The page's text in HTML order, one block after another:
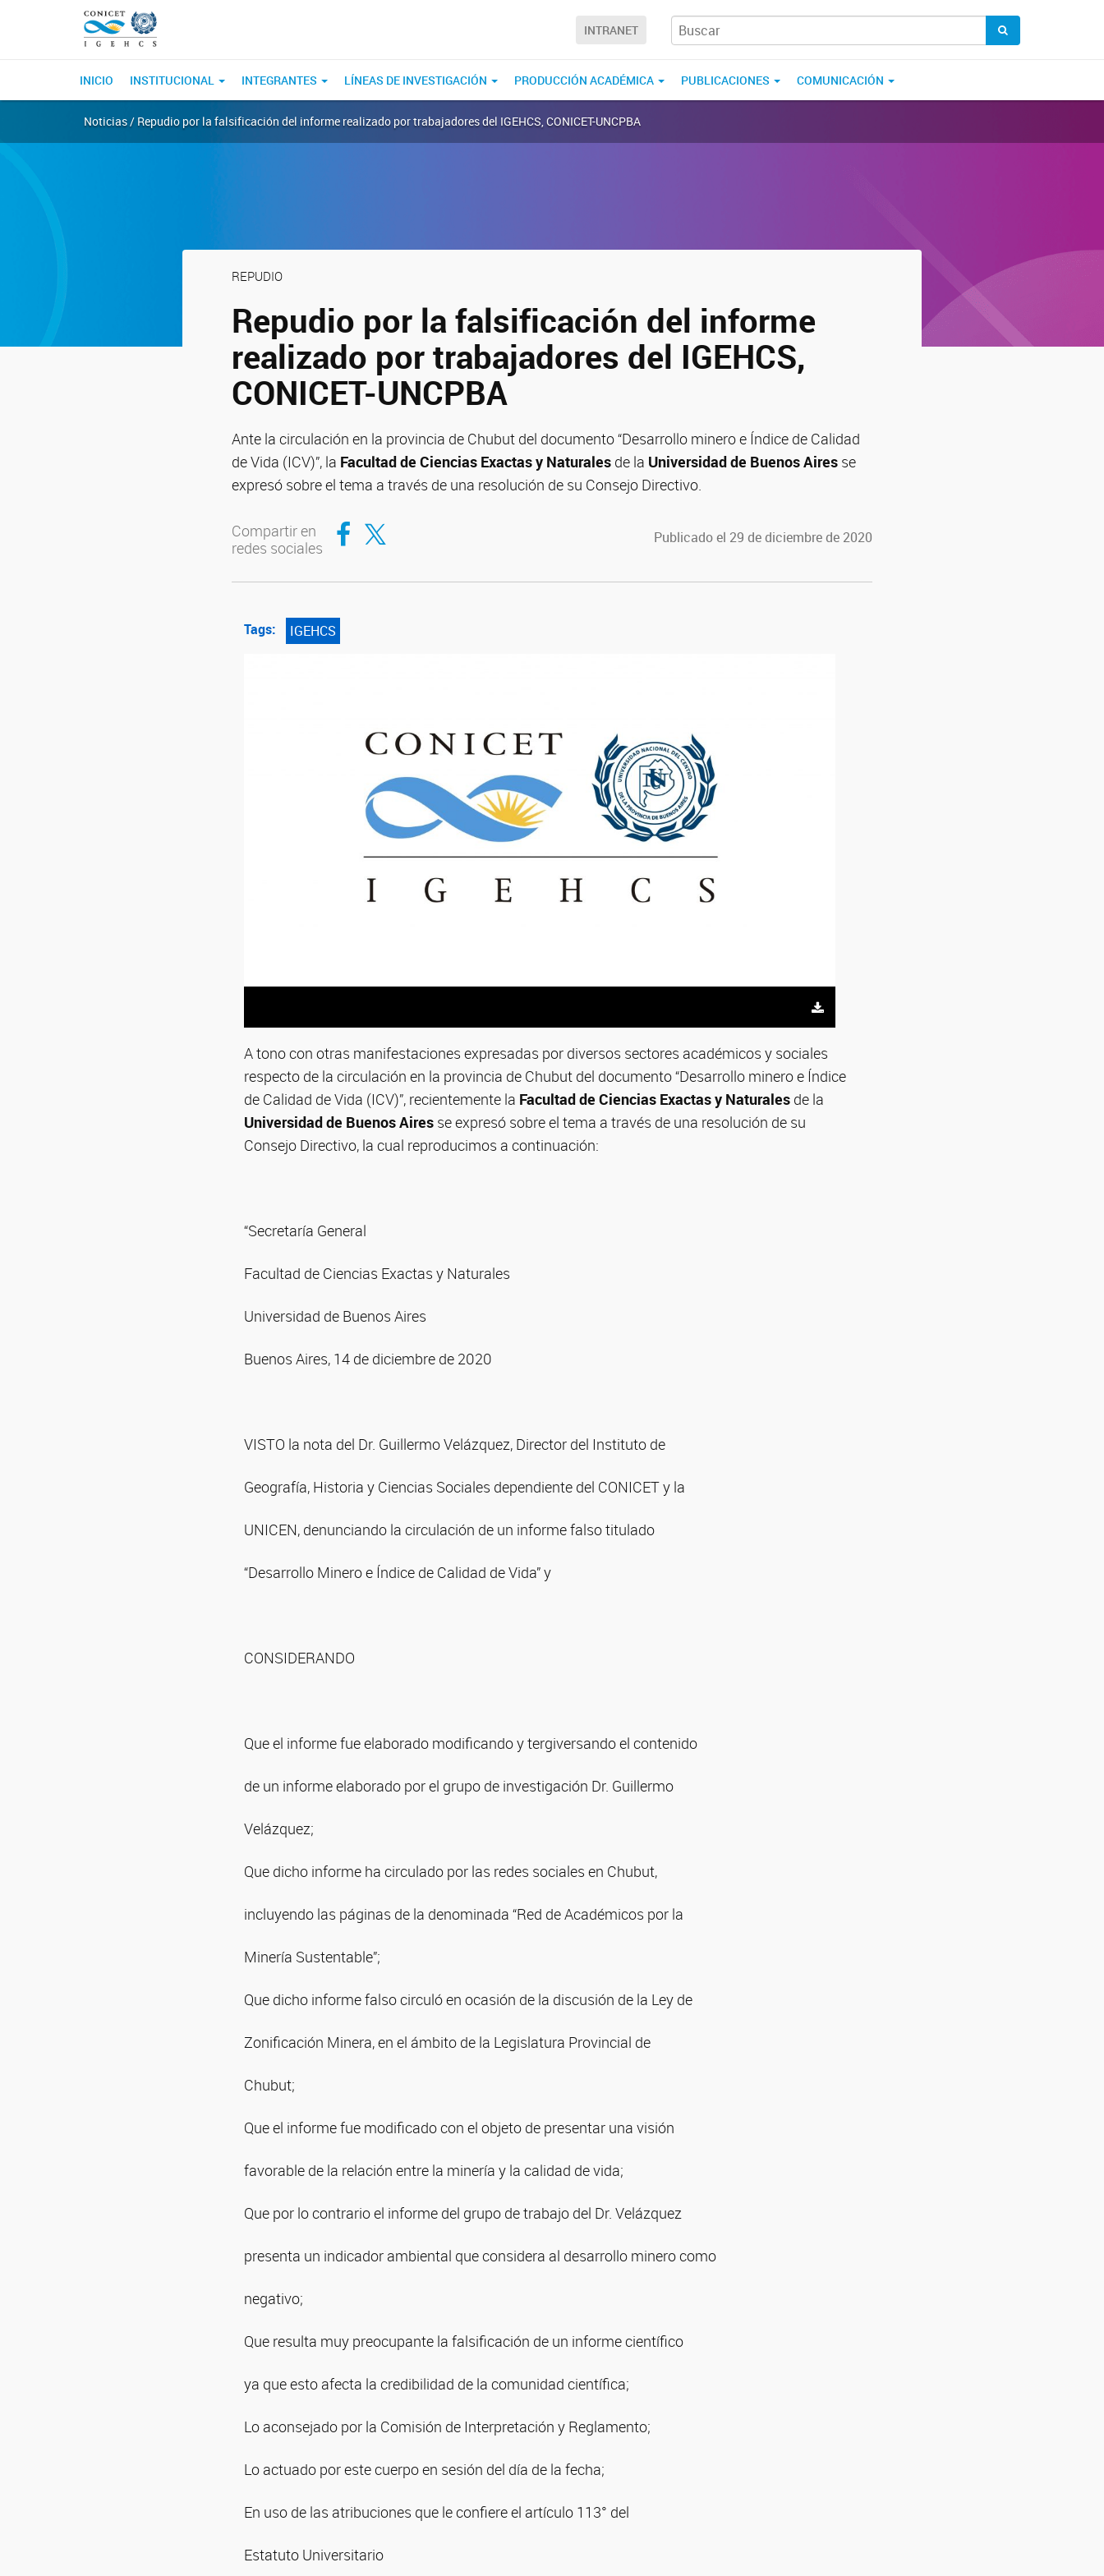
INTRANET
INICIO INSTITUCIONAL INTEGRANTES LÍNEAS DE INVESTIGACIÓN PRODUCCIÓN ACADÉMICA PUBLICACIONES COMUNICACIÓN
Noticias / Repudio por la falsificación del informe realizado por trabajadores del IGEHCS, CONICET-UNCPBA
REPUDIO
Repudio por la falsificación del informe
realizado por trabajadores del IGEHCS,
CONICET-UNCPBA
Ante la circulación en la provincia de Chubut del documento “Desarrollo minero e Índice de Calidad
de Vida (ICV)”, la Facultad de Ciencias Exactas y Naturales de la Universidad de Buenos Aires se
expresó sobre el tema a través de una resolución de su Consejo Directivo.
Compartir en
redes sociales
Compartir en Facebook
Compartir en Twitter Publicado el 29 de diciembre de 2020
Tags: IGEHCS
A tono con otras manifestaciones expresadas por diversos sectores académicos y sociales
respecto de la circulación en la provincia de Chubut del documento “Desarrollo minero e Índice
de Calidad de Vida (ICV)”, recientemente la Facultad de Ciencias Exactas y Naturales de la
Universidad de Buenos Aires se expresó sobre el tema a través de una resolución de su
Consejo Directivo, la cual reproducimos a continuación:
“Secretaría General
Facultad de Ciencias Exactas y Naturales
Universidad de Buenos Aires
Buenos Aires, 14 de diciembre de 2020
VISTO la nota del Dr. Guillermo Velázquez, Director del Instituto de
Geografía, Historia y Ciencias Sociales dependiente del CONICET y la
UNICEN, denunciando la circulación de un informe falso titulado
“Desarrollo Minero e Índice de Calidad de Vida” y
CONSIDERANDO
Que el informe fue elaborado modificando y tergiversando el contenido
de un informe elaborado por el grupo de investigación Dr. Guillermo
Velázquez;
Que dicho informe ha circulado por las redes sociales en Chubut,
incluyendo las páginas de la denominada “Red de Académicos por la
Minería Sustentable”;
Que dicho informe falso circuló en ocasión de la discusión de la Ley de
Zonificación Minera, en el ámbito de la Legislatura Provincial de
Chubut;
Que el informe fue modificado con el objeto de presentar una visión
favorable de la relación entre la minería y la calidad de vida;
Que por lo contrario el informe del grupo de trabajo del Dr. Velázquez
presenta un indicador ambiental que considera al desarrollo minero como
negativo;
Que resulta muy preocupante la falsificación de un informe científico
ya que esto afecta la credibilidad de la comunidad científica;
Lo aconsejado por la Comisión de Interpretación y Reglamento;
Lo actuado por este cuerpo en sesión del día de la fecha;
En uso de las atribuciones que le confiere el artículo 113° del
Estatuto Universitario